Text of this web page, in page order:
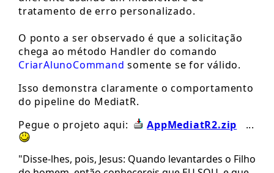
tratamento de erro personalizado.
O ponto a ser observado é que a solicitação
chega ao método Handler do comando
CriarAlunoCommand somente se for válido.
Isso demonstra claramente o comportamento
do pipeline do MediatR.
Pegue o projeto aqui:
AppMediatR2.zip ...
"Disse-lhes, pois, Jesus: Quando levantardes o Filho